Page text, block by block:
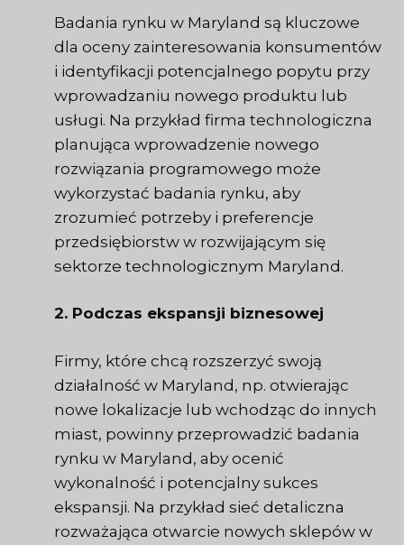
Badania rynku w Maryland są kluczowe
dla oceny zainteresowania konsumentów
i identyfikacji potencjalnego popytu przy
wprowadzaniu nowego produktu lub
usługi. Na przykład firma technologiczna
planująca wprowadzenie nowego
rozwiązania programowego może
wykorzystać badania rynku, aby
zrozumieć potrzeby i preferencje
przedsiębiorstw w rozwijającym się
sektorze technologicznym Maryland.
2. Podczas ekspansji biznesowej
Firmy, które chcą rozszerzyć swoją
działalność w Maryland, np. otwierając
nowe lokalizacje lub wchodząc do innych
miast, powinny przeprowadzić badania
rynku w Maryland, aby ocenić
wykonalność i potencjalny sukces
ekspansji. Na przykład sieć detaliczna
rozważająca otwarcie nowych sklepów w